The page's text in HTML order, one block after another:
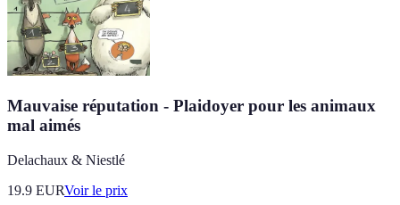
Mauvaise réputation - Plaidoyer pour les animaux
mal aimés
Delachaux & Niestlé
19.9 EURVoir le prix